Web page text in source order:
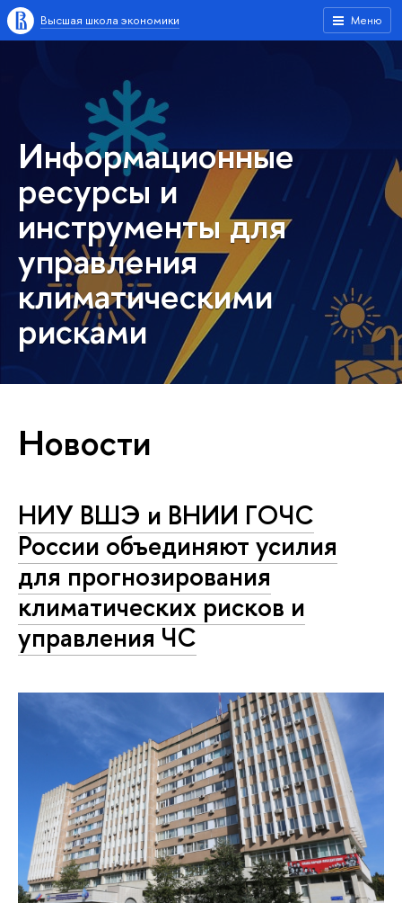
Меню
Высшая школа экономики
Информационные
ресурсы и
инструменты для
управления
климатическими
рисками
Новости
НИУ ВШЭ и ВНИИ ГОЧС
России объединяют усилия
для прогнозирования
климатических рисков и
управления ЧС